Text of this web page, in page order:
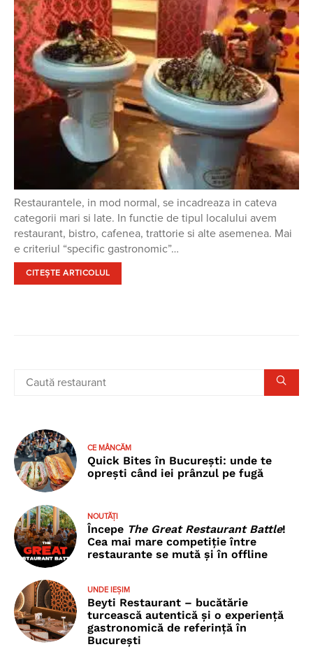
Restaurantele, in mod normal, se incadreaza in cateva
categorii mari si late. In functie de tipul localului avem
restaurant, bistro, cafenea, trattorie si alte asemenea. Mai
e criteriul “specific gastronomic”…
CITEȘTE ARTICOLUL
CE MÂNCĂM
Quick Bites în București: unde te
oprești când iei prânzul pe fugă
NOUTĂȚI
Începe The Great Restaurant Battle!
Cea mai mare competiție între
restaurante se mută și în offline
UNDE IEȘIM
Beyti Restaurant – bucătărie
turcească autentică și o experiență
gastronomică de referință în
București